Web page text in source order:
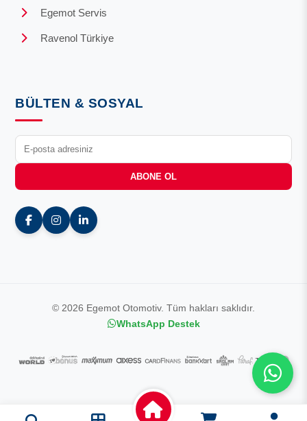
Egemot Servis
Ravenol Türkiye
BÜLTEN & SOSYAL
ABONE OL
© 2026 Egemot Otomotiv. Tüm hakları saklıdır.
WhatsApp Destek